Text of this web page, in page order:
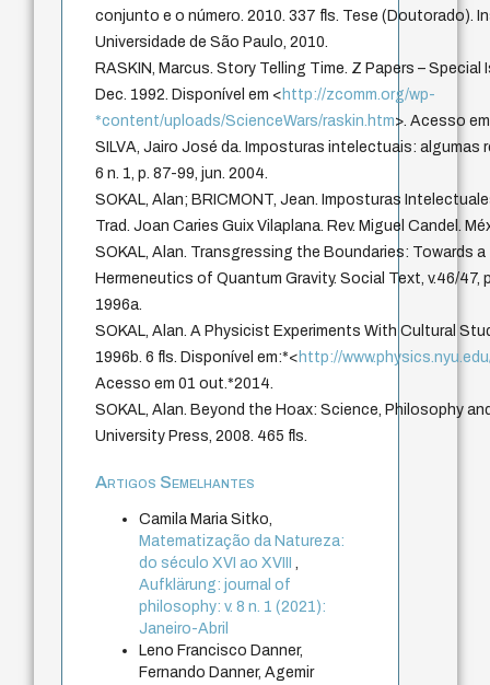
conjunto e o número. 2010. 337 fls. Tese (Doutorado).
Universidade de São Paulo, 2010.
RASKIN, Marcus. Story Telling Time. Z Papers –
Dec. 1992. Disponível em < http://zcomm.org/wp-
*content/uploads/ScienceWars/raskin.htm>. Acesso
SILVA, Jairo José da. Imposturas intelectuais: algumas
6 n. 1, p. 87-99, jun. 2004.
SOKAL, Alan; BRICMONT, Jean. Imposturas
Trad. Joan Caries Guix Vilaplana. Rev. Miguel Candel.
SOKAL, Alan. Transgressing the Boundaries: Towards
Hermeneutics of Quantum Gravity. Social Text, v.46/47,
1996a.
SOKAL, Alan. A Physicist Experiments With Cultural
1996b. 6 fls. Disponível em:*< http://
Acesso em 01 out.*2014.
SOKAL, Alan. Beyond the Hoax: Science, Philosophy
University Press, 2008. 465 fls.
Artigos Semelhantes
Camila Maria Sitko,
Matematização da Natureza:
do século XVI ao XVIII,
Aufklärung: journal of
philosophy: v. 8 n. 1 (2021):
Janeiro-Abril
Leno Francisco Danner,
Fernando Danner, Agemir